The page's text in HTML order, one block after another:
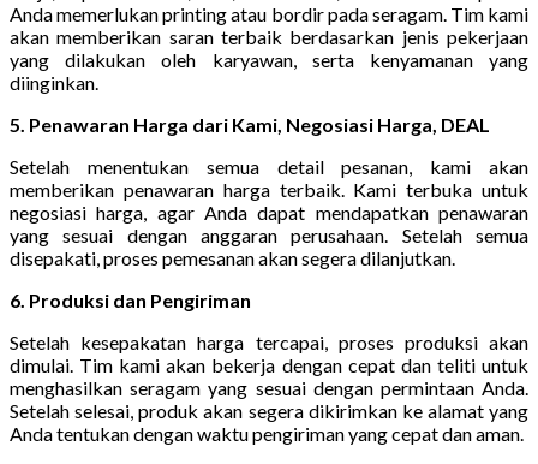
Anda memerlukan printing atau bordir pada seragam. Tim kami
akan memberikan saran terbaik berdasarkan jenis pekerjaan
yang dilakukan oleh karyawan, serta kenyamanan yang
diinginkan.
5. Penawaran Harga dari Kami, Negosiasi Harga, DEAL
Setelah menentukan semua detail pesanan, kami akan
memberikan penawaran harga terbaik. Kami terbuka untuk
negosiasi harga, agar Anda dapat mendapatkan penawaran
yang sesuai dengan anggaran perusahaan. Setelah semua
disepakati, proses pemesanan akan segera dilanjutkan.
6. Produksi dan Pengiriman
Setelah kesepakatan harga tercapai, proses produksi akan
dimulai. Tim kami akan bekerja dengan cepat dan teliti untuk
menghasilkan seragam yang sesuai dengan permintaan Anda.
Setelah selesai, produk akan segera dikirimkan ke alamat yang
Anda tentukan dengan waktu pengiriman yang cepat dan aman.